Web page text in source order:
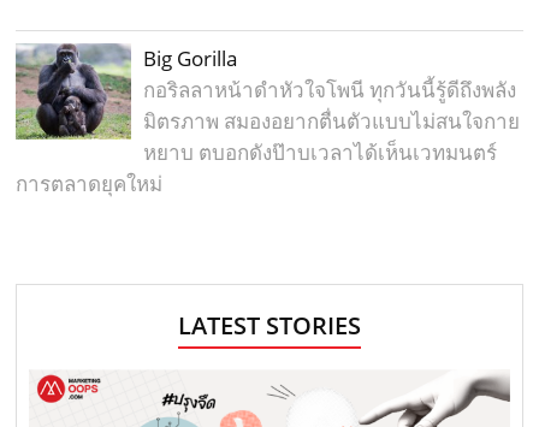
Big Gorilla
กอริลลาหน้าดำหัวใจโพนี ทุกวันนี้รู้ดีถึงพลัง
มิตรภาพ สมองอยากตื่นตัวแบบไม่สนใจกาย
หยาบ ตบอกดังป๊าบเวลาได้เห็นเวทมนตร์
การตลาดยุคใหม่
LATEST STORIES